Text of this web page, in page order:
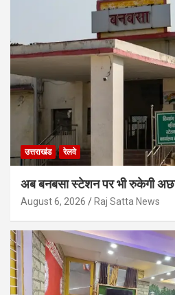
उत्तराखंड रेलवे
अब बनबसा स्टेशन पर भी रुकेगी
August 6, 2026 Raj Satta News